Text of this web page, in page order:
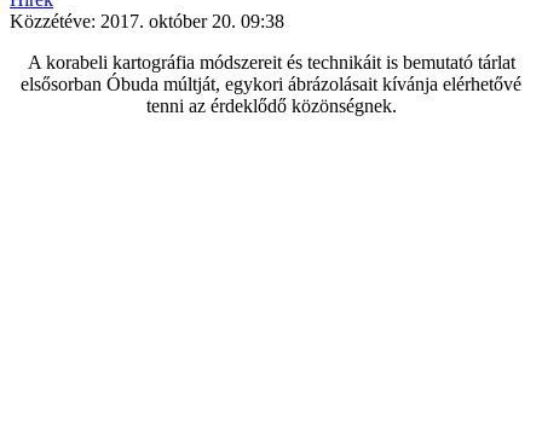
Közzétéve: 2017. október 20. 09:38
A korabeli kartográfia módszereit és technikáit is bemutató tárlat
elsősorban Óbuda múltját, egykori ábrázolásait kívánja elérhetővé
tenni az érdeklődő közönségnek.